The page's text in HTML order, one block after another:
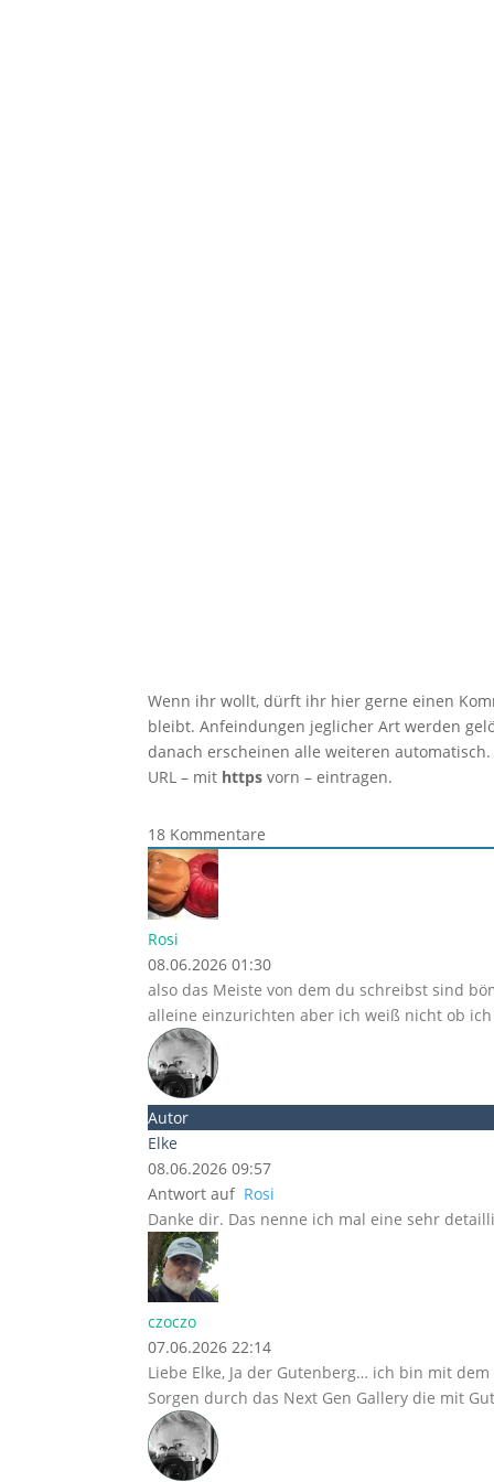
Wenn ihr wollt, dürft ihr hier gerne einen
bleibt. Anfeindungen jeglicher Art werden
danach erscheinen alle weiteren
URL – mit https vorn – eintragen.
18 Kommentare
Rosi
08.06.2026 01:30
also das Meiste von dem du schreibst sind
alleine einzurichten aber ich weiß nicht ob
Autor
Elke
08.06.2026 09:57
Antwort auf Rosi
Danke dir. Das nenne ich mal eine sehr
czoczo
07.06.2026 22:14
Liebe Elke, Ja der Gutenberg… ich bin mit
Sorgen durch das Next Gen Gallery die mit